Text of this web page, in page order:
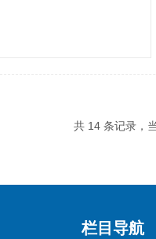
共 14 条记录，
栏目导航